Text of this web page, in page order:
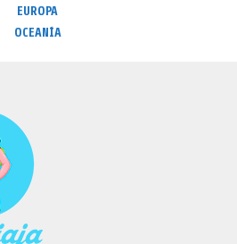
EUROPA
OCEANÍA